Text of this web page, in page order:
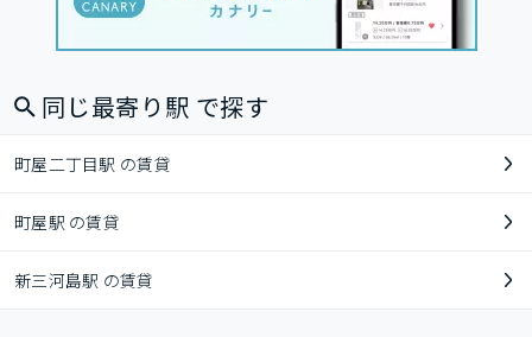
同じ最寄り駅 で探す
町屋二丁目駅 の賃貸
町屋駅 の賃貸
新三河島駅 の賃貸